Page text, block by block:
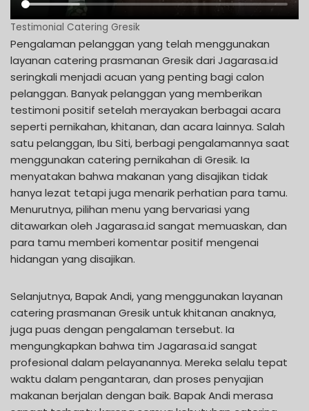
Testimonial Catering Gresik
Pengalaman pelanggan yang telah menggunakan
layanan catering prasmanan Gresik dari Jagarasa.id
seringkali menjadi acuan yang penting bagi calon
pelanggan. Banyak pelanggan yang memberikan
testimoni positif setelah merayakan berbagai acara
seperti pernikahan, khitanan, dan acara lainnya. Salah
satu pelanggan, Ibu Siti, berbagi pengalamannya saat
menggunakan catering pernikahan di Gresik. Ia
menyatakan bahwa makanan yang disajikan tidak
hanya lezat tetapi juga menarik perhatian para tamu.
Menurutnya, pilihan menu yang bervariasi yang
ditawarkan oleh Jagarasa.id sangat memuaskan, dan
para tamu memberi komentar positif mengenai
hidangan yang disajikan.
Selanjutnya, Bapak Andi, yang menggunakan layanan
catering prasmanan Gresik untuk khitanan anaknya,
juga puas dengan pengalaman tersebut. Ia
mengungkapkan bahwa tim Jagarasa.id sangat
profesional dalam pelayanannya. Mereka selalu tepat
waktu dalam pengantaran, dan proses penyajian
makanan berjalan dengan baik. Bapak Andi merasa